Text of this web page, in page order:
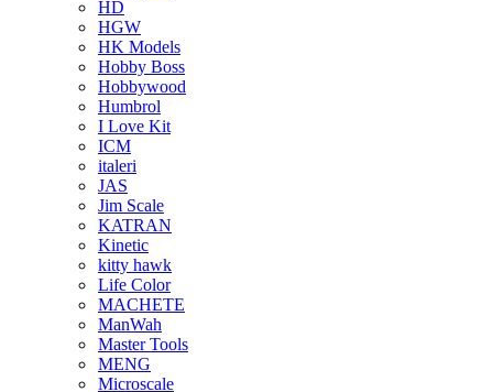
HD
HGW
HK Models
Hobby Boss
Hobbywood
Humbrol
I Love Kit
ICM
italeri
JAS
Jim Scale
KATRAN
Kinetic
kitty hawk
Life Color
MACHETE
ManWah
Master Tools
MENG
Microscale